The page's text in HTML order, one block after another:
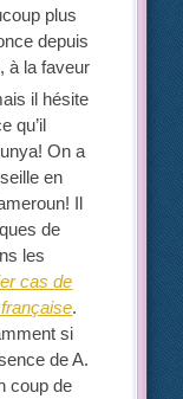
plus
depuis
à la faveur
il hésite
qu’il
On a
en
Il
de
les
cas de
.
si
de A.
coup de